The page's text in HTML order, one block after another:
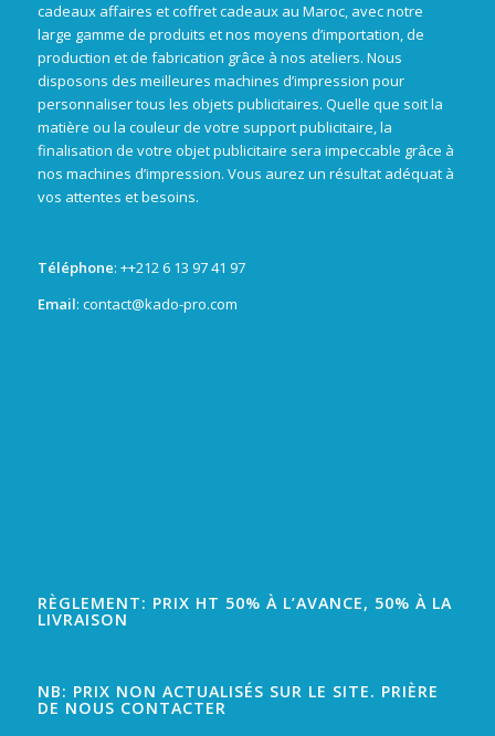
cadeaux affaires et coffret cadeaux au Maroc, avec notre
large gamme de produits et nos moyens d’importation, de
production et de fabrication grâce à nos ateliers. Nous
disposons des meilleures machines d’impression pour
personnaliser tous les objets publicitaires. Quelle que soit la
matière ou la couleur de votre support publicitaire, la
finalisation de votre objet publicitaire sera impeccable grâce à
nos machines d’impression. Vous aurez un résultat adéquat à
vos attentes et besoins.
Téléphone: ++212 6 13 97 41 97
Email: contact@kado-pro.com
RÈGLEMENT: PRIX HT 50% À L’AVANCE, 50% À LA
LIVRAISON
NB: PRIX NON ACTUALISÉS SUR LE SITE. PRIÈRE
DE NOUS CONTACTER